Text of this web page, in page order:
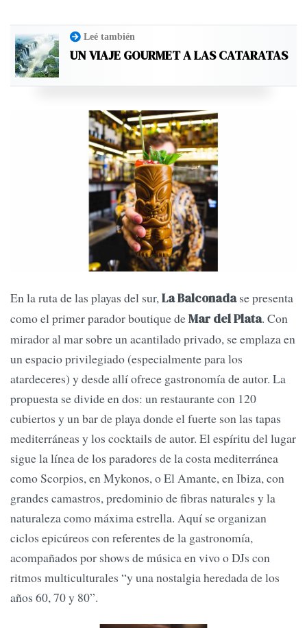
Leé también
UN VIAJE GOURMET A LAS CATARATAS
En la ruta de las playas del sur,La Balconadase presenta
como el primer parador boutique deMar del Plata. Con
mirador al mar sobre un acantilado privado, se emplaza en
un espacio privilegiado (especialmente para los
atardeceres) y desde allí ofrece gastronomía de autor. La
propuesta se divide en dos: un restaurante con 120
cubiertos y un bar de playa donde el fuerte son las tapas
mediterráneas y los cocktails de autor. El espíritu del lugar
sigue la línea de los paradores de la costa mediterránea
como Scorpios, en Mykonos, o El Amante, en Ibiza, con
grandes camastros, predominio de fibras naturales y la
naturaleza como máxima estrella. Aquí se organizan
ciclos epicúreos con referentes de la gastronomía,
acompañados por shows de música en vivo o DJs con
ritmos multiculturales “y una nostalgia heredada de los
años 60, 70 y 80”.